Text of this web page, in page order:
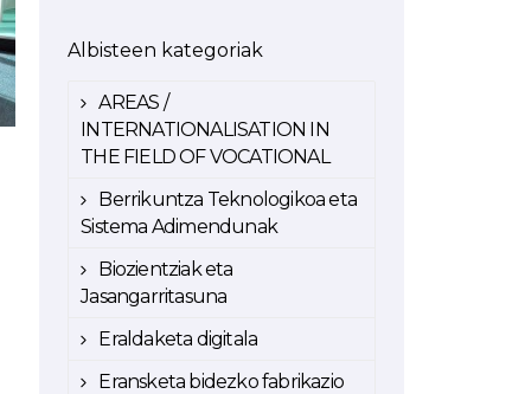
Albisteen kategoriak
AREAS /
INTERNATIONALISATION IN
THE FIELD OF VOCATIONAL
Berrikuntza Teknologikoa eta
Sistema Adimendunak
Biozientziak eta
Jasangarritasuna
Eraldaketa digitala
Eransketa bidezko fabrikazio